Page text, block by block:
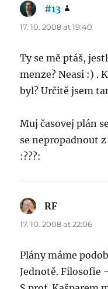
#13
17. 10. 2008 at 19:40
Ty se mě ptáš,
menze? Neasi :) .
byl? Určitě jsem
Muj časovej plán
se nepropadnout
:???:
RF
17. 10. 2008 at 22:06
Plány máme
Jednotě. Filosofie